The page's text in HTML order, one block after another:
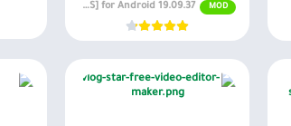
MOD
19.09.37 MOD APK [Premium/NO ADS] for Android